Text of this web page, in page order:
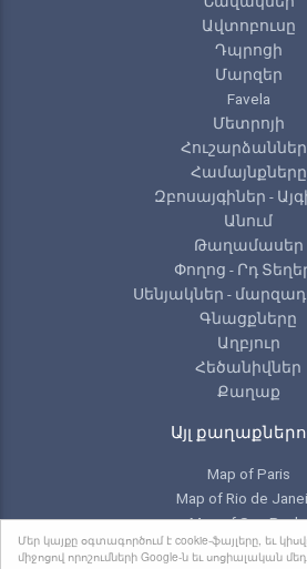
Մեր կայքը օգտագործում է cookie-ֆայլերը, եւ
միջոցով որոշումների Google-ն եւ սոցիալական
Ավտոբուսը
Դպրոցի
Մարզեր
Favela
Մետրոյի
Համայնքները
Զբոսայգիներ -
Անում
Թաղամասեր
Փողոց - Րդ
Սենյակներ -
Գնացքները
Աղբյուր
Հեծանիվներ
Քաղաք
Այլ
Map of Paris
Map of Rio de
Map of Sao Paulo
Map of Toronto